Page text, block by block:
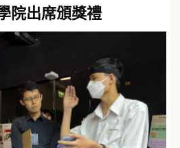
院出席頒獎禮